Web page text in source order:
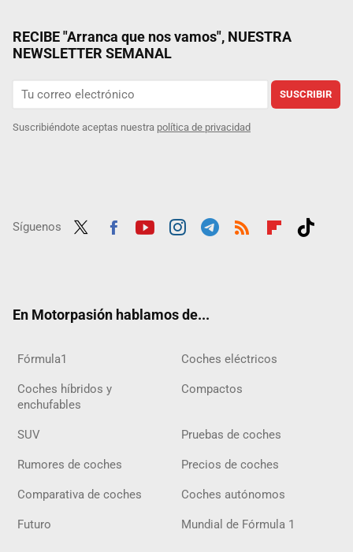
RECIBE "Arranca que nos vamos", NUESTRA
NEWSLETTER SEMANAL
SUSCRIBIR
Suscribiéndote aceptas nuestra política de privacidad
Síguenos
En Motorpasión hablamos de...
Fórmula1 Coches eléctricos
Coches híbridos y
enchufables
Compactos
SUV Pruebas de coches
Rumores de coches Precios de coches
Comparativa de coches Coches autónomos
Futuro Mundial de Fórmula 1